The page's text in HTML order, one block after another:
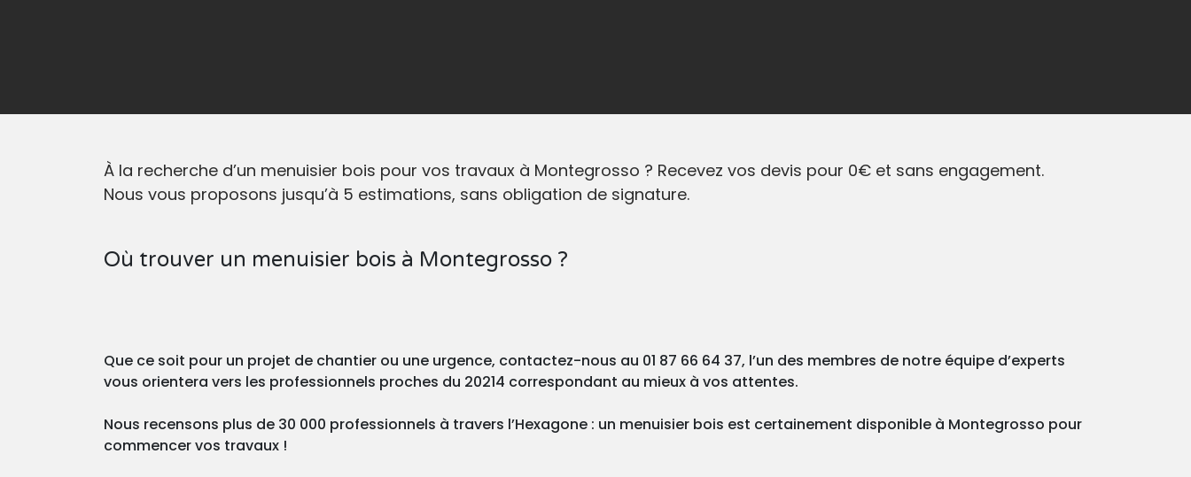
À la recherche d’un menuisier bois pour vos travaux à Montegrosso ? Recevez vos devis pour 0€ et sans engagement.
Nous vous proposons jusqu’à 5 estimations, sans obligation de signature.
Où trouver un menuisier bois à Montegrosso ?
Que ce soit pour un projet de chantier ou une urgence, contactez-nous au 01 87 66 64 37, l’un des membres de notre équipe d’experts
vous orientera vers les professionnels proches du 20214 correspondant au mieux à vos attentes.
Nous recensons plus de 30 000 professionnels à travers l’Hexagone : un menuisier bois est certainement disponible à Montegrosso pour
commencer vos travaux !